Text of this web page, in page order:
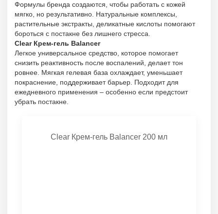
Формулы бренда создаются, чтобы работать с кожей
мягко, но результативно. Натуральные комплексы,
растительные экстракты, деликатные кислоты помогают
бороться с постакне без лишнего стресса.
Clear Крем-гель Balancer
Легкое универсальное средство, которое помогает
снизить реактивность после воспалений, делает тон
ровнее. Мягкая гелевая база охлаждает, уменьшает
покраснение, поддерживает барьер. Подходит для
ежедневного применения – особенно если предстоит
убрать постакне.
Clear Крем-гель Balancer 200 мл